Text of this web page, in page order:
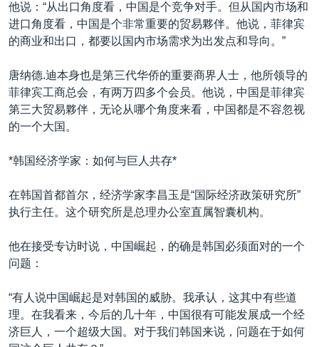
他说：“从出口角度看，中国是个竞争对手。但从国内市场和
进口角度看，中国是个非常重要的贸易夥伴。他说，菲律宾
的商业和出口，都要以国内市场需求为出发点和导向。”
唐纳德.迪本身也是第三代华侨的重要商界人士，他所领导的
菲律宾工商总会，有两万四多个会员。他说，中国是菲律宾
第三大贸易夥伴，无论从哪个角度来看，中国都是不容忽视
的一个大国。
*韩国经济学家：如何与巨人共存*
在韩国首都首尔，经济学家李昌玉是“国际经济政策研究所”
执行主任。这个研究所是总理办公室直属智囊机构。
他在接受专访时说，中国崛起，的确是韩国必须面对的一个
问题：
“有人说中国崛起是对韩国的威胁。我承认，这其中有些道
理。在我看来，今后的几十年，中国很有可能发展成一个经
济巨人，一个超级大国。对于我们韩国来说，问题在于如何